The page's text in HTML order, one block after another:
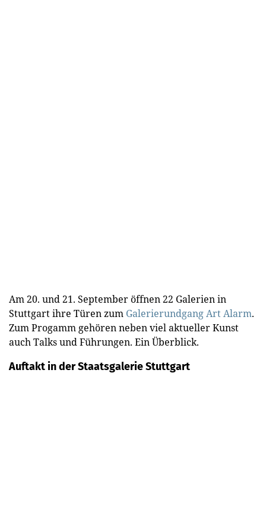
Am 20. und 21. September öffnen 22 Galerien in
Stuttgart ihre Türen zum Galerierundgang Art Alarm.
Zum Progamm gehören neben viel aktueller Kunst
auch Talks und Führungen. Ein Überblick.
Auftakt in der Staatsgalerie Stuttgart